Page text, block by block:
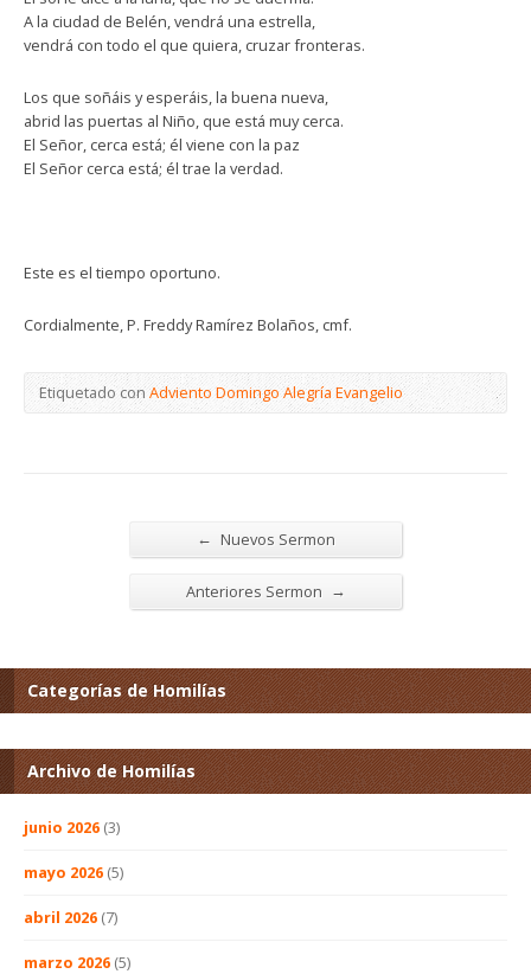
A la ciudad de Belén, vendrá una estrella,
vendrá con todo el que quiera, cruzar fronteras.
Los que soñáis y esperáis, la buena nueva,
abrid las puertas al Niño, que está muy cerca.
El Señor, cerca está; él viene con la paz
El Señor cerca está; él trae la verdad.
Este es el tiempo oportuno.
Cordialmente, P. Freddy Ramírez Bolaños, cmf.
Etiquetado conAdviento Domingo Alegría Evangelio
← Nuevos Sermon
Anteriores Sermon →
Categorías de Homilías
Archivo de Homilías
junio 2026 (3)
mayo 2026 (5)
abril 2026 (7)
marzo 2026 (5)